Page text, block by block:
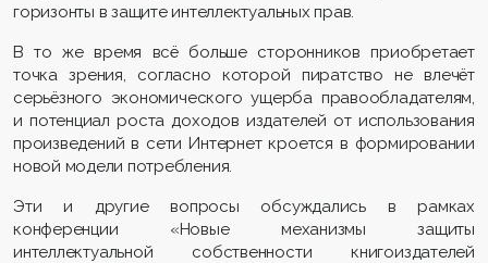
горизонты в защите интеллектуальных прав.
В то же время всё больше сторонников приобретает
точка зрения, согласно которой пиратство не влечёт
серьёзного экономического ущерба правообладателям,
и потенциал роста доходов издателей от использования
произведений в сети Интернет кроется в формировании
новой модели потребления.
Эти и другие вопросы обсуждались в рамках
конференции «Новые механизмы защиты
интеллектуальной собственности книгоиздателей